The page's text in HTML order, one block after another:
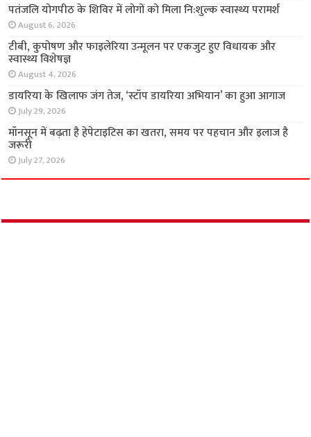
पतंजलि योगपीठ के शिविर में लोगों को मिला नि:शुल्क स्वास्थ्य परामर्श
August 6, 2026
टीबी, कुपोषण और फाइलेरिया उन्मूलन पर एकजुट हुए विधायक और
स्वास्थ्य विशेषज्ञ
August 4, 2026
डायरिया के खिलाफ जंग तेज, ‘स्टॉप डायरिया अभियान’ का हुआ आगाज
July 29, 2026
मॉनसून में बढ़ता है हेपेटाइटिस का खतरा, समय पर पहचान और इलाज है
जरूरी
July 27, 2026